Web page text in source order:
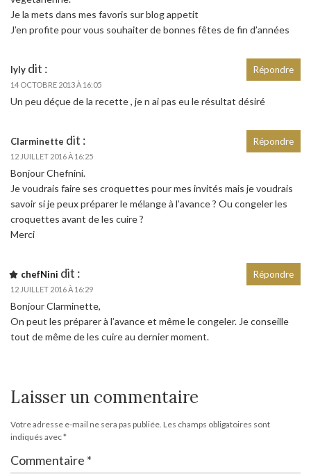
Je la mets dans mes favoris sur blog appetit
J’en profite pour vous souhaiter de bonnes fêtes de fin d’années
lyly dit :
14 OCTOBRE 2013 À 16:05
Un peu déçue de la recette , je n ai pas eu le résultat désiré
Répondre
Clarminette dit :
12 JUILLET 2016 À 16:25
Bonjour Chefnini.
Je voudrais faire ses croquettes pour mes invités mais je voudrais
savoir si je peux préparer le mélange à l’avance ? Ou congeler les
croquettes avant de les cuire ?
Merci
Répondre
chefNini dit :
12 JUILLET 2016 À 16:29
Bonjour Clarminette,
On peut les préparer à l’avance et même le congeler. Je conseille
tout de même de les cuire au dernier moment.
Répondre
Laisser un commentaire
Votre adresse e-mail ne sera pas publiée. Les champs obligatoires sont
indiqués avec*
Commentaire *